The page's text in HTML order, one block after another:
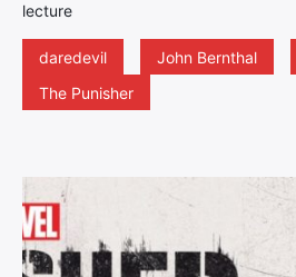
lecture
daredevil John Bernthal
The Punisher